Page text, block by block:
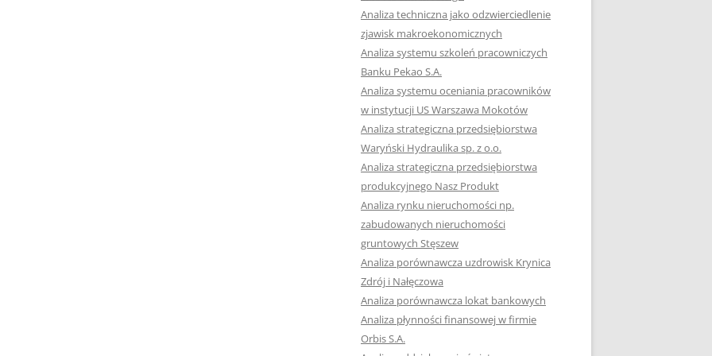
NAPISAĆ PRACĘ DYPLOMOWĄ
JAK PRZYGOTOWAĆ SIĘ DO
USTNEGO EGZAMINU
DYPLOMOWEGO?
HIPOTEZY W PRACACH
DYPLOMOWYCH
JAK PRZYGOTOWAĆ SIĘ DO
OBRONY PRACY DYPLOMOWEJ
Analiza techniczna jako odzwierciedlenie
zjawisk makroekonomicznych
Analiza systemu szkoleń pracowniczych
Banku Pekao S.A.
Analiza systemu oceniania pracowników
w instytucji US Warszawa Mokotów
Analiza strategiczna przedsiębiorstwa
Waryński Hydraulika sp. z o.o.
Analiza strategiczna przedsiębiorstwa
produkcyjnego Nasz Produkt
Analiza rynku nieruchomości np.
zabudowanych nieruchomości
gruntowych Stęszew
Analiza porównawcza uzdrowisk Krynica
Zdrój i Nałęczowa
Analiza porównawcza lokat bankowych
Analiza płynności finansowej w firmie
Orbis S.A.